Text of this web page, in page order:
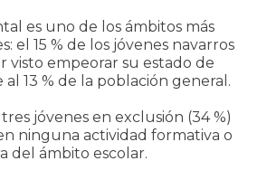
es uno de los ámbitos más
el 15 % de los jóvenes navarros
visto empeorar su estado de
13 % de la población general.
jóvenes en exclusión (34 %)
ninguna actividad formativa o
del ámbito escolar.